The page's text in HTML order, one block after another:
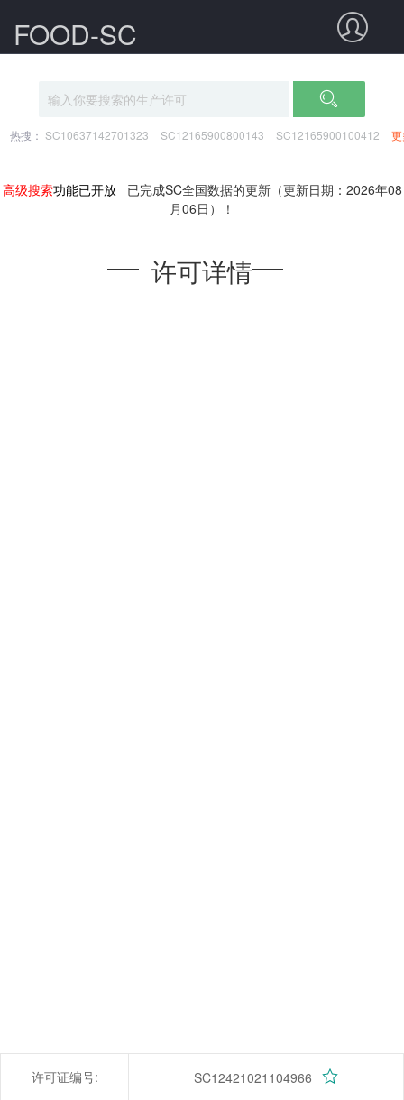
FOOD-SC
热搜： SC10637142701323 SC12165900800143 SC12165900100412
高级搜索功能已开放 已完成SC全国数据的更新（更新日期：2026年08
月06日）！
许可详情
许可证编号: SC12421021104966